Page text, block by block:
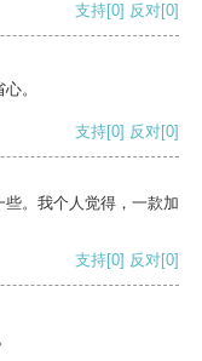
支持[0] 反对[0]
。
支持[0] 反对[0]
。我个人觉得，一款加
支持[0] 反对[0]